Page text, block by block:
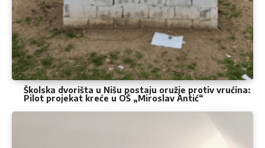
Školska dvorišta u Nišu postaju oružje protiv vrućina:
Pilot projekat kreće u OŠ „Miroslav Antić“